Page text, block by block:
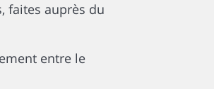
faites auprès du
entre le